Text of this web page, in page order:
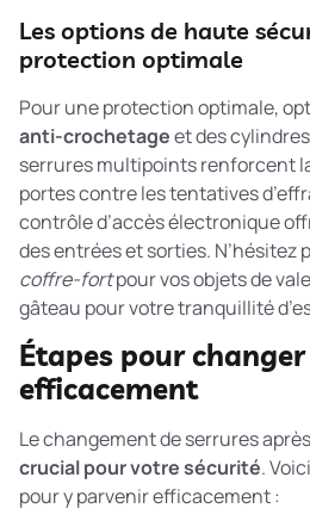
Les options de haute
protection optimale
Pour une protection optimale,
anti-crochetageet des
serrures multipoints renforcent
portes contre les tentatives
contrôle d’accès électronique
des entrées et sorties. N’hésitez
coffre-fortpour vos objets de
gâteau pour votre tranquillité
Étapes pour
efficacement
Le changement de serrures
crucial pour votre sécurité.
pour y parvenir efficacement :